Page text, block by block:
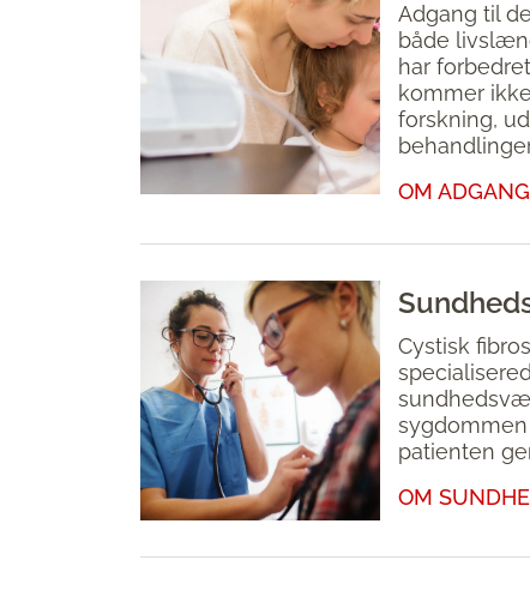
Adgang til
både
har
kommer
forskning,
OM
Cystisk
patienten
OM